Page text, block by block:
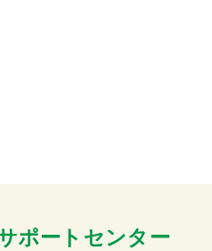
ポートセンター